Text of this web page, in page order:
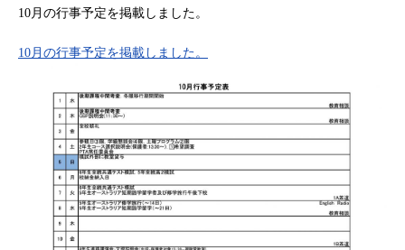
10月の行事予定を掲載しました。
10月の行事予定を掲載しました。